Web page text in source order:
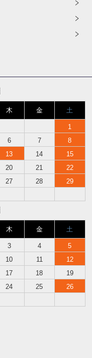
木 金 土
1
6 7
8
13 14
15
20 21
22
27 28
29
木 金 土
3 4
5
10 11
12
17 18
19
24 25
26